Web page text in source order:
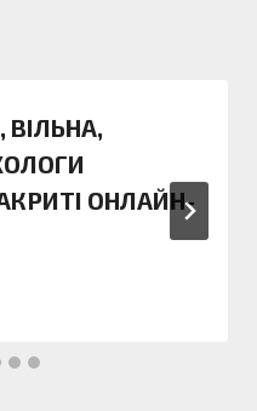
ОНЛАЙН-